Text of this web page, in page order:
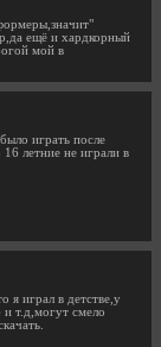
ещё и хардкорный
мой в
играть после
16 летние не играли в
я играл в детстве,у
и т.д,могут смело